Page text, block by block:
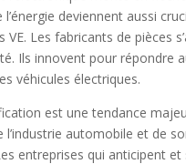
deviennent aussi
VE. Les fabricants de pièces
Ils innovent pour répondre
véhicules électriques.
est une tendance
l’industrie automobile et de
entreprises qui anticipent et